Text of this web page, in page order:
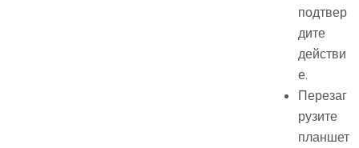
подтвер
дите
действи
е.
Перезаг
рузите
планшет